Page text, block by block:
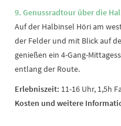
9. Genussradtour über die
Auf der Halbinsel Höri am
der Felder und mit Blick auf
genießen ein 4-Gang-
entlang der Route.
Erlebniszeit: 11-16 Uhr, 1,5h
Kosten und weitere